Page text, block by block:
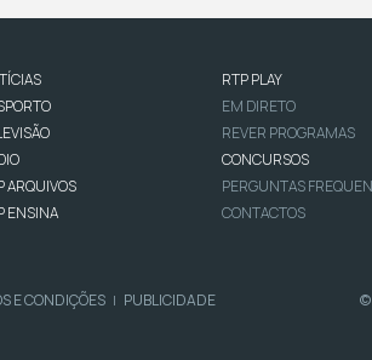
ARQUIVOS
ENSINA
RTP PLAY
EM DIRETO
REVER PROGRAMAS
CONCURSOS
PERGUNTAS
CONTACTOS
E CONDIÇÕES | PUBLICIDADE ©